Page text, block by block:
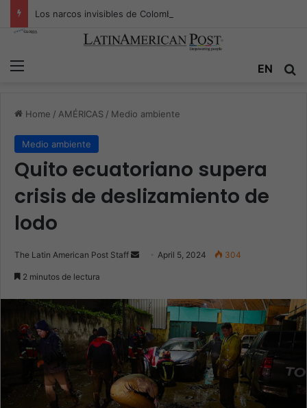
Menu EN
Home / AMÉRICAS / Medio ambiente
Medio ambiente
Quito ecuatoriano supera
crisis de deslizamiento de
lodo
The Latin American Post Staff
Send April 5, 2024 304
2 minutos de lectura